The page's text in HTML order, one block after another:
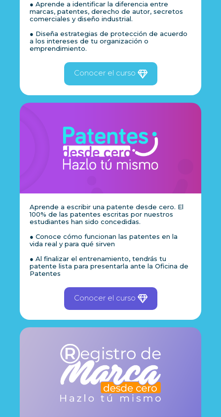
● Aprende a identificar la diferencia entre
marcas, patentes, derecho de autor, secretos
comerciales y diseño industrial.
● Diseña estrategias de protección de acuerdo
a los intereses de tu organización o
emprendimiento.
Conocer el curso
Aprende a escribir una patente desde cero. El
100% de las patentes escritas por nuestros
estudiantes han sido concedidas.
● Conoce cómo funcionan las patentes en la
vida real y para qué sirven
● Al finalizar el entrenamiento, tendrás tu
patente lista para presentarla ante la Oficina de
Patentes
Conocer el curso